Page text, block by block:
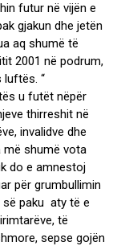
futur në vijën e
gjakun dhe jetën
aq shumë të
2001 në podrum,
luftës. “
u futët nëpër
thirreshit në
invalidve dhe
më shumë vota
do e amnestoj
për grumbullimin
së paku aty të e
të
sepse gojën